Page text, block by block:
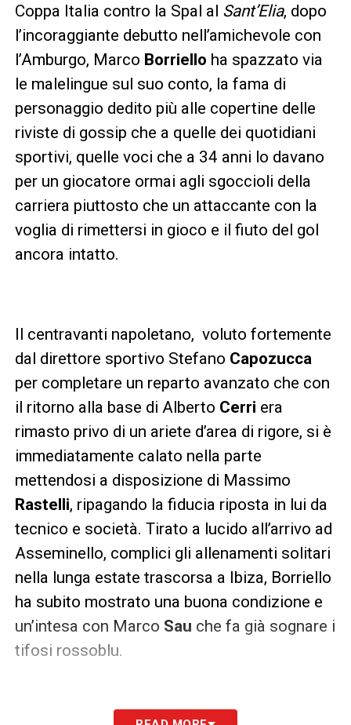
Coppa Italia contro la Spal al Sant’Elia, dopo
l’incoraggiante debutto nell’amichevole con
l’Amburgo, Marco Borriello ha spazzato via
le malelingue sul suo conto, la fama di
personaggio dedito più alle copertine delle
riviste di gossip che a quelle dei quotidiani
sportivi, quelle voci che a 34 anni lo davano
per un giocatore ormai agli sgoccioli della
carriera piuttosto che un attaccante con la
voglia di rimettersi in gioco e il fiuto del gol
ancora intatto.
Il centravanti napoletano, voluto fortemente
dal direttore sportivo Stefano Capozucca
per completare un reparto avanzato che con
il ritorno alla base di Alberto Cerri era
rimasto privo di un ariete d’area di rigore, si è
immediatamente calato nella parte
mettendosi a disposizione di Massimo
Rastelli, ripagando la fiducia riposta in lui da
tecnico e società. Tirato a lucido all’arrivo ad
Asseminello, complici gli allenamenti solitari
nella lunga estate trascorsa a Ibiza, Borriello
ha subito mostrato una buona condizione e
un’intesa con Marco Sau che fa già sognare i
tifosi rossoblu.